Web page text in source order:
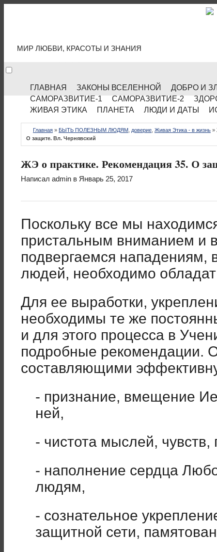
МИР ЛЮБВИ, КРАСОТЫ И ЗНАНИЯ
ГЛАВНАЯ ЗАКОНЫ ВСЕЛЕННОЙ
ДОБРО И
САМОРАЗВИТИЕ-1
САМОРАЗВИТИЕ-2
ЖИВАЯ ЭТИКА
ПЛАНЕТА ЛЮДИ И ДАТЫ
Главная » БЫТЬ ПОЛЕЗНЫМ ЛЮДЯМ доверие Живая Этика - в жизнь »
О защите. Вл. Чернявский
ЖЭ о практике. Рекомендация 35. О
Написал admin в Январь 25, 2017
Поскольку все мы
пристальным вниманием и
подвергаемся нападениям,
людей, необходимо
Для ее выработки,
необходимы те же
и для этого процесса в
подробные рекомендации.
составляющими
- признание, вмещение
ней,
- чистота мыслей, чувств,
- наполнение сердца
людям,
- сознательное
защитной сети,